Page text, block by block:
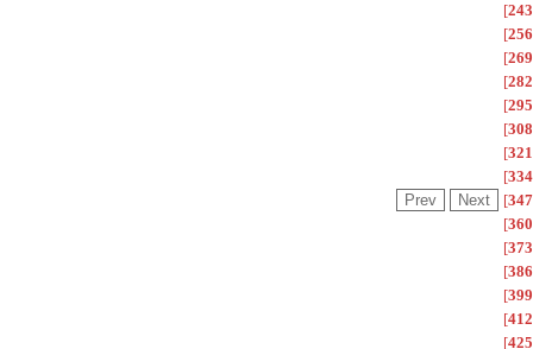
[243
[256
[269
[282
[295
[308
[321
[334
[347
[360
[373
[386
[399
[412
[425